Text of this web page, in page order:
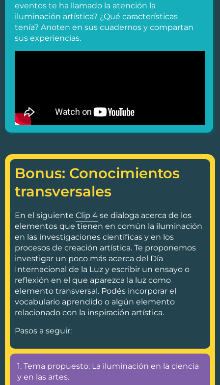
eventos te ha llamado la atención la
iluminación artística? ¿Qué características
tenía? Anoten en sus cuadernos y compartan
sus experiencias.
Bonus: Conocimientos
transversales
En el siguiente Clip 4 se dialoga acerca de los
elementos que tienen en común la iluminación
en las investigaciones científicas y en los
procesos de creación artística. Te proponemos
investigar un poco más acerca del Día
Internacional de la Luz y escribir un ensayo o
reflexión en el que aparezca la luz como
elemento transversal. Podés incorporar el
vocabulario aprendido o algún elemento
relacionado con la inspiración artística.
Pasos a seguir:
1. Tema propuesto: La iluminación en la ciencia
y en las artes.